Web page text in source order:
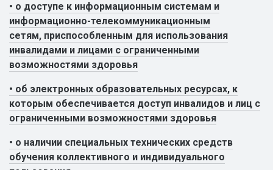
• о доступе к информационным системам и
информационно-телекоммуникационным
сетям, приспособленным для использования
инвалидами и лицами с ограниченными
возможностями здоровья
• об электронных образовательных ресурсах, к
которым обеспечивается доступ инвалидов и лиц с
ограниченными возможностями здоровья
• о наличии специальных технических средств
обучения коллективного и индивидуального